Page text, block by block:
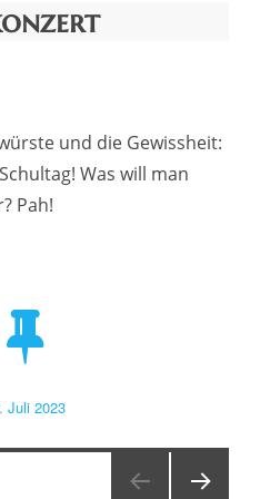
und die Gewissheit:
Was will man
Pah!
Juli 2023